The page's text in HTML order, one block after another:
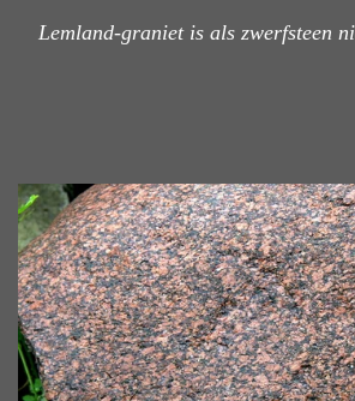
Lemland-graniet is als zwerfsteen